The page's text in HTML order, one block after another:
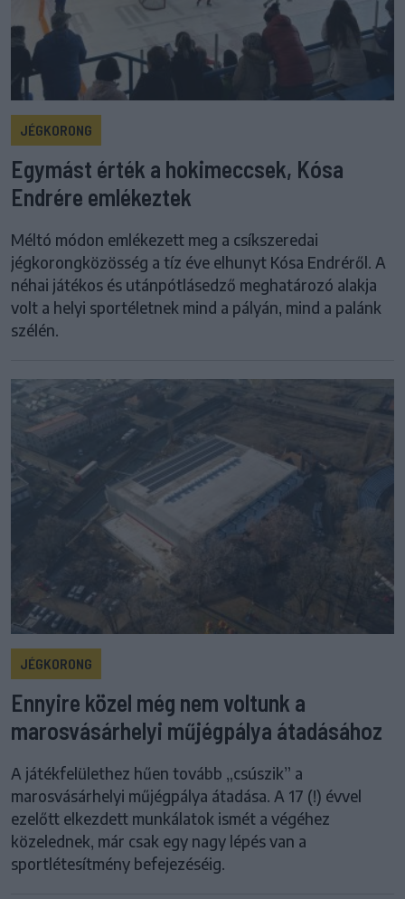
JÉGKORONG
Egymást érték a hokimeccsek, Kósa
Endrére emlékeztek
Méltó módon emlékezett meg a csíkszeredai
jégkorongközösség a tíz éve elhunyt Kósa Endréről. A
néhai játékos és utánpótlásedző meghatározó alakja
volt a helyi sportéletnek mind a pályán, mind a palánk
szélén.
JÉGKORONG
Ennyire közel még nem voltunk a
marosvásárhelyi műjégpálya átadásához
A játékfelülethez hűen tovább „csúszik” a
marosvásárhelyi műjégpálya átadása. A 17 (!) évvel
ezelőtt elkezdett munkálatok ismét a végéhez
közelednek, már csak egy nagy lépés van a
sportlétesítmény befejezéséig.